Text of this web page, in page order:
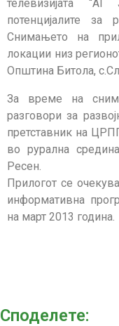
телевизијата
потенцијалите за
Снимањето на
локации низ
Општина Битола,
За време на
разговори за
претставник на
во рурална
Ресен.
Прилогот се
информативна
на март 2013 година.
Споделeте: